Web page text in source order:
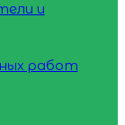
и
работ